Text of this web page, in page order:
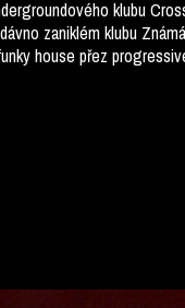
klubu
zaniklém klubu
house přez